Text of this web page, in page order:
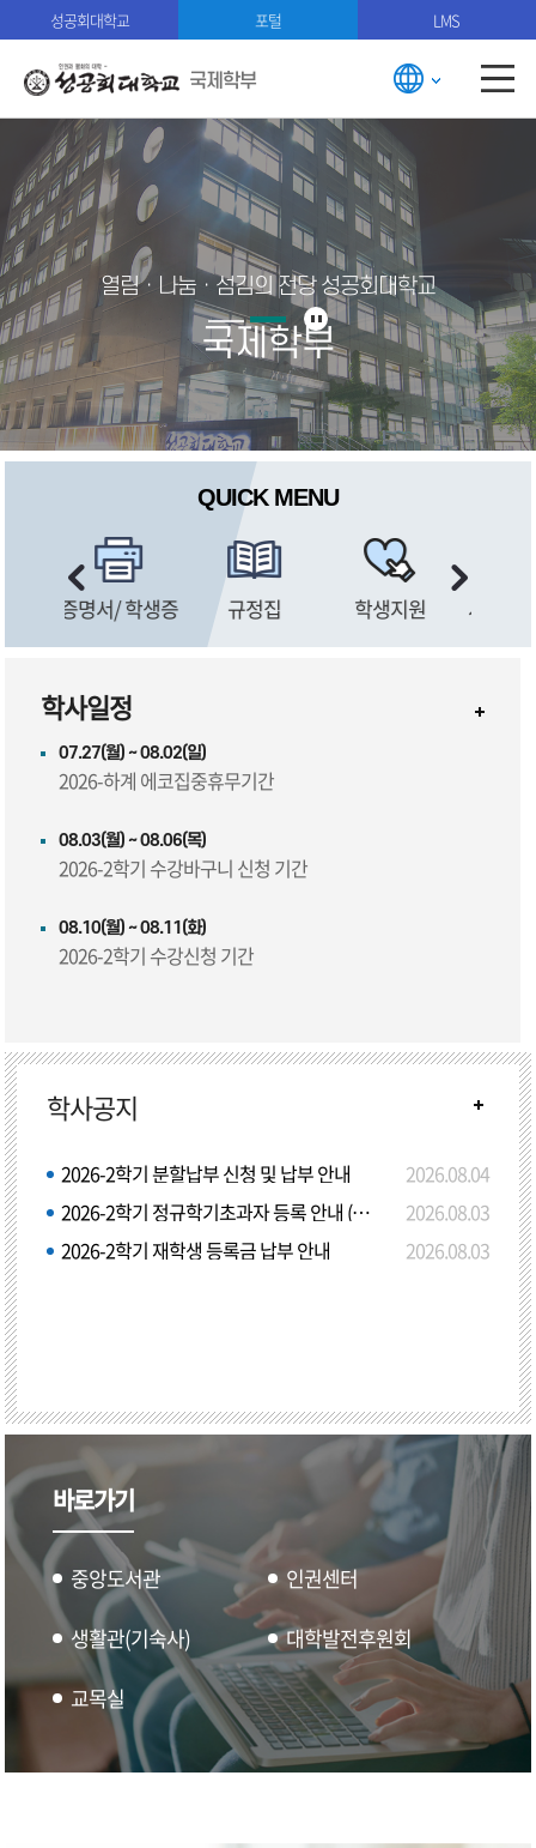
성공회대학교 포털 LMS
국제학부
열림ㆍ나눔ㆍ섬김의 전당 성공회대학교
국제학부
QUICK MENU
규정집 학생지원 시설 및 서비스
학사일정
07.27(월) ~ 08.02(일)
2026-하계 에코집중휴무기간
08.03(월) ~ 08.06(목)
2026-2학기 수강바구니 신청 기간
08.10(월) ~ 08.11(화)
2026-2학기 수강신청 기간
학사공지
2026-2학기 분할납부 신청 및 납부 안내
2026.08.04
2026-2학기 정규학기초과자 등록 안내 (학점등록)
2026.08.03
2026-2학기 재학생 등록금 납부 안내
2026.08.03
바로가기
중앙도서관
인권센터
생활관(기숙사)
대학발전후원회
교목실